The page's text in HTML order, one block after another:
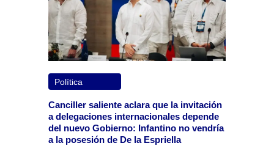
Política
Canciller saliente aclara que la invitación
a delegaciones internacionales depende
del nuevo Gobierno: Infantino no vendría
a la posesión de De la Espriella